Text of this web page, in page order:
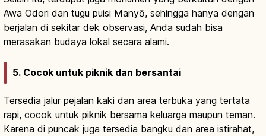
Awa Odori dan tugu puisi Manyō, sehingga hanya dengan
berjalan di sekitar dek observasi, Anda sudah bisa
merasakan budaya lokal secara alami.
5. Cocok untuk piknik dan bersantai
Tersedia jalur pejalan kaki dan area terbuka yang tertata
rapi, cocok untuk piknik bersama keluarga maupun teman.
Karena di puncak juga tersedia bangku dan area istirahat,